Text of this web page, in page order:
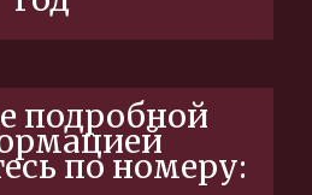
подробной
по номеру: